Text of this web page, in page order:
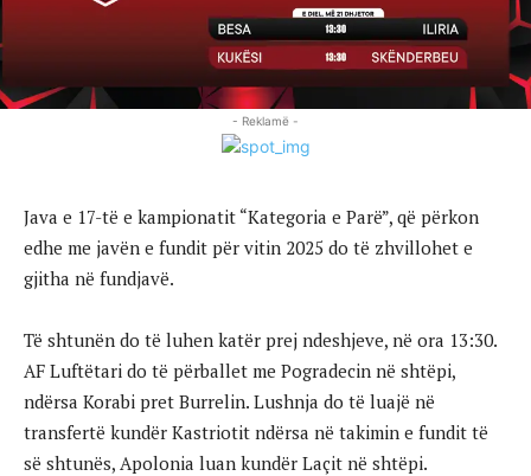
- Reklamë -
Java e 17-të e kampionatit “Kategoria e Parë”, që përkon
edhe me javën e fundit për vitin 2025 do të zhvillohet e
gjitha në fundjavë.
Të shtunën do të luhen katër prej ndeshjeve, në ora 13:30.
AF Luftëtari do të përballet me Pogradecin në shtëpi,
ndërsa Korabi pret Burrelin. Lushnja do të luajë në
transfertë kundër Kastriotit ndërsa në takimin e fundit të
së shtunës, Apolonia luan kundër Laçit në shtëpi.